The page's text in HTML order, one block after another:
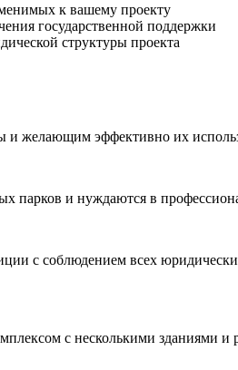
к вашему проекту
государственной поддержки
структуры проекта
желающим эффективно их
парков и нуждаются в
с соблюдением всех
с несколькими зданиями